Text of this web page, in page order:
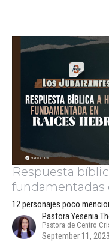
Respuesta
fundamentadas
12 personajes poco
Pastora Yesenia
Pastora de Centro
September 11, 2023